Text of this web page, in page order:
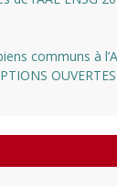
communs à
OUVERTES